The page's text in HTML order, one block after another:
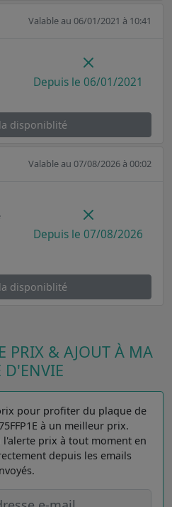
Valable au 06/01/2021 à 10:41
Depuis le 06/01/2021
disponiblité
Valable au 07/08/2026 à 00:02
Depuis le 07/08/2026
disponiblité
PRIX & AJOUT À MA
D'ENVIE
pour profiter du plaque de
à un meilleur prix.
prix à tout moment en
depuis les emails